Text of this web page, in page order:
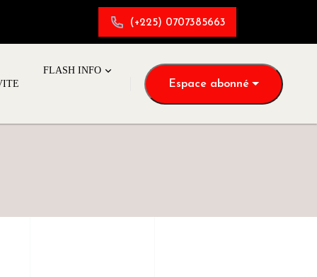
(+225) 0707385663
FLASH INFO
Espace abonné